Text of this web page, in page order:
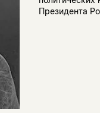
Президента